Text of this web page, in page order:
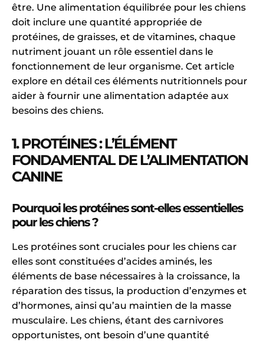
être. Une alimentation équilibrée pour les chiens
doit inclure une quantité appropriée de
protéines, de graisses, et de vitamines, chaque
nutriment jouant un rôle essentiel dans le
fonctionnement de leur organisme. Cet article
explore en détail ces éléments nutritionnels pour
aider à fournir une alimentation adaptée aux
besoins des chiens.
1. PROTÉINES : L’ÉLÉMENT
FONDAMENTAL DE L’ALIMENTATION
CANINE
Pourquoi les protéines sont-elles essentielles
pour les chiens ?
Les protéines sont cruciales pour les chiens car
elles sont constituées d’acides aminés, les
éléments de base nécessaires à la croissance, la
réparation des tissus, la production d’enzymes et
d’hormones, ainsi qu’au maintien de la masse
musculaire. Les chiens, étant des carnivores
opportunistes, ont besoin d’une quantité